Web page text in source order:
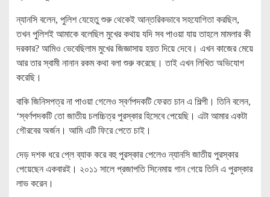
ন্যানসি বলেন, পুলিশ যেহেতু শুরু থেকেই আন্তরিকভাবে সহযোগিতা করছিল,
তখন পুলিশই আমাকে বলেছিল মুখের কথায় যদি সব পাওয়া যায় তাহলে মামলার কী
দরকার? আমিও ভেবেছিলাম মুখের জিজ্ঞাসায় হয়ত দিয়ে দেবে। এখন কাজের মেয়ে
আর তার স্বামী নানান রকম কথা বলা শুরু করেছে। তাই এখন লিখিত অভিযোগ
করেছি।
বাকি জিনিসপত্র না পাওয়া গেলেও স্বর্ণপদকটি ফেরত চান এ শিল্পী। তিনি বলেন,
‘স্বর্ণপদকটি তো জাতীয় চলচ্চিত্র পুরস্কার হিসেবে পেয়েছি। এটা আমার একটা
গৌরবের অর্জন। আমি এটি ফিরে পেতে চাই।
দেড় দশক ধরে প্লে ব্যাক করে বহু পুরস্কার পেলেও ন্যানসি জাতীয় পুরস্কার
পেয়েছেন একবারই। ২০১১ সালে প্রজাপতি সিনেমায় গান গেয়ে তিনি এ পুরস্কার
লাভ করেন।